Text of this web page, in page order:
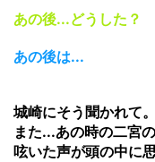
あの後...どうした？
あの後は...
城崎にそう聞かれて。
また...あの時の二宮
呟いた声が頭の中に